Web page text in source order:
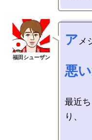
ア メ
悪
最近
り、